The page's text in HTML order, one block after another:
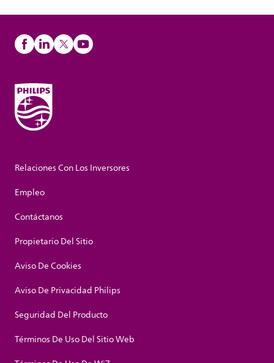
Relaciones Con Los Inversores
Empleo
Contáctanos
Propietario Del Sitio
Aviso De Cookies
Aviso De Privacidad Philips
Seguridad Del Producto
Términos De Uso Del Sitio Web